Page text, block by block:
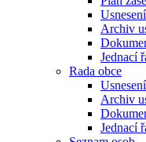
Archiv
Jednací
Rada obce
Archiv
Jednací